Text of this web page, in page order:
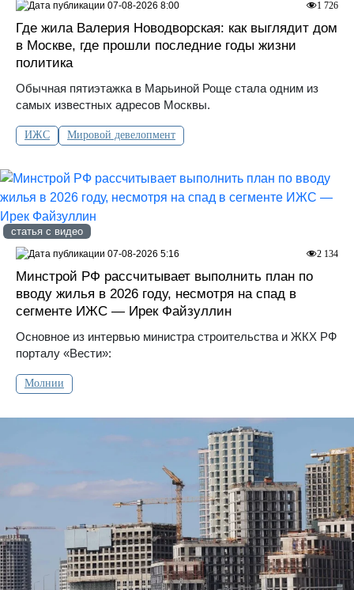
Где жила Валерия Новодворская: как выглядит дом
в Москве, где прошли последние годы жизни
политика
Обычная пятиэтажка в Марьиной Роще стала одним из
самых известных адресов Москвы.
ИЖС Мировой девелопмент
1 726
07-08-2026 8:00
статья с видео
Минстрой РФ рассчитывает выполнить план по
вводу жилья в 2026 году, несмотря на спад в
сегменте ИЖС — Ирек Файзуллин
Основное из интервью министра строительства и ЖКХ РФ
порталу «Вести»:
Молнии
2 134
07-08-2026 5:16